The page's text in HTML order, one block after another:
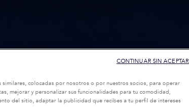
colocadas por nosotros o por nuestros socios, para operar
mejorar y personalizar sus funcionalidades para tu comodidad,
del sitio, adaptar la publicidad que recibes a tu perfil de intereses
CONTINUAR SIN ACEPTAR